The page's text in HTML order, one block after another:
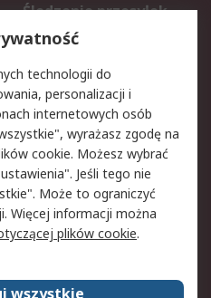
Śledzenie przesyłek
Rejestracja
Polityka dotycząca
plików cookie
Użytkowanie witryny
Warunki Sprzedaży
Kontakt
technologii do
personalizacji i
internetowych osób
wyrażasz zgodę na
cookie. Możesz wybrać
Jeśli tego nie
Może to ograniczyć
Więcej informacji można
plików cookie.
wszystkie